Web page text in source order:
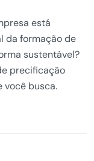
está
da formação de
sustentável?
precificação
você busca.